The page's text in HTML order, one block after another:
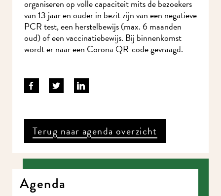
organiseren op volle capaciteit mits de bezoekers
van 13 jaar en ouder in bezit zijn van een negatieve
PCR test, een herstelbewijs (max. 6 maanden
oud) of een vaccinatiebewijs. Bij binnenkomst
wordt er naar een Corona QR-code gevraagd.
Terug naar agenda overzicht
Agenda